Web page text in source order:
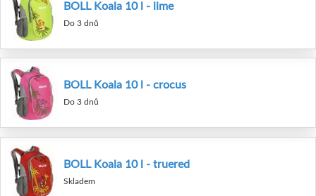
BOLL Koala 10 l - lime
Do 3 dnů
BOLL Koala 10 l - crocus
Do 3 dnů
BOLL Koala 10 l - truered
Skladem